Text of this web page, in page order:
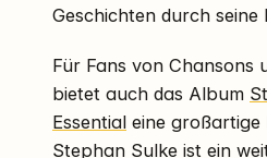
Geschichten durch seine
Für Fans von Chansons
bietet auch das Album
Essential eine großartige
Stephan Sulke ist ein